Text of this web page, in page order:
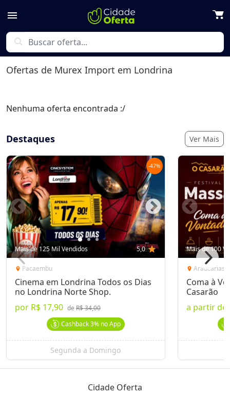
menu
search
Ofertas de Murex Import em Londrina
Nenhuma oferta encontrada :/
Destaques Ver Mais
-47%
Mais de 125 Mil Vendidos 5,0 star
location_on Pacaembu
Cinema em Londrina Todos os Dias
no Londrina Norte Shop.
por R$ 17,90 deR$ 34,00
Cashback3%no App
Segunda a Domingo
Mais de 100
location_on Araucárias
Coma à
Casarão
a partir de
Cidade Oferta